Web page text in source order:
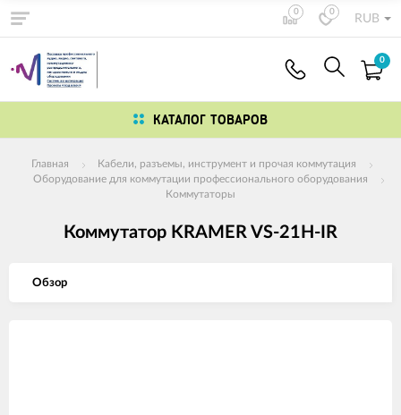
0 0
RUB
0
КАТАЛОГ ТОВАРОВ
Главная
Кабели, разъемы, инструмент и прочая коммутация
Оборудование для коммутации профессионального оборудования
Коммутаторы
Коммутатор KRAMER VS-21H-IR
Обзор